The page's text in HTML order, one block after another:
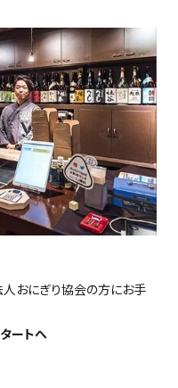
人おにぎり協会の方にお手
ートへ